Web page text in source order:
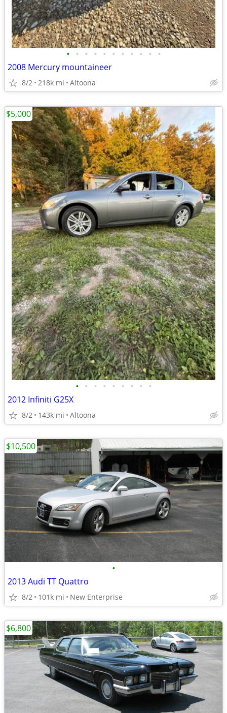
• • • • • • • • • • •
2008 Mercury mountaineer
8/2 218k mi Altoona
• • • • • • • • •
2012 Infiniti G25X
8/2 143k mi Altoona
$5,000
•
2013 Audi TT Quattro
8/2 101k mi New Enterprise
$10,500
$6,800